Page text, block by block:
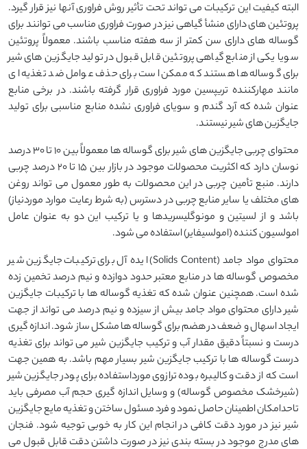
البته کیفیت این ترکیبات می تواند تحت تأثیر روش فراوری آنها نیز قرار گیرد.
پروتئین های دارای منشأ گیاهی نیز در صورت فراوری مناسب می توانند برای
گوساله های دارای سن کمتر از سه هفته مناسب باشند. معمولاً پروتئین
سویا یکی از منابع گیاهی پروتئین قابل قبول در تولید جایگزین های شیر
برای گوساله ها هستند که ممکن است برای حذف عوامل ضد تغذیه ای
مانند مهارکننده تریپسین مورد فراوری قرار گرفته باشند. در برخی منابع
عنوان شده که آرد گندم و سویای فراوری نشده منابع مناسبی برای تولید
جایگزین های شیر نیستند.
محتوای چربی جایگزین های شیر برای گوساله ها معمولاً بین ۱۰ تا ۳۰ درصد
نوسان دارد که اکثریت محصولات موجود در بازار بین 15 تا 20 درصد چربی
دارند. منبع تأمین چربی در این محصولات به طور معمول می تواند روغن
های مختلف یا سایر منابع چربی در دسترس (به شرط رعایت موارد موردنیاز)
باشد و از لسیتین و مونوگلیسریدها و یا ترکیب این دو به عنوان عامل
امولسیون کننده (امولسیفایر) استفاده می شود.
محتوای مواد جامد (Solids Content) ایده آل برای ترکیبات جایگزین شیر
مخصوص گوساله ها در منابع معتبر حدود دوازده و نیم درصد تخمین زده
شده است. همچنین عنوان شده که تغذیه گوساله ها با ترکیبات جایگزین
شیر دارای محتوای مواد جامد بیش از سیزده و نیم درصد می تواند از جهت
ایجاد اسهال و ضعف در هضم برای گوساله ها مشکل ساز شود. اندازه گیری
درست و نسبتاً دقیق مقدار آب و ترکیب جایگزین شیر می تواند برای تغذیه
درست گوساله ها با ترکیب جایگزین شیر بسیار مهم باشد. به همین جهت
است که از دقت و کالیبره بوده ترازوی مورداستفاده برای پودر جایگزین شیر
(شیرخشک مخصوص گوساله) و وسایل اندازه گیری حجم آب مصرفی باید
تاحدامکان اطمینان حاصل نمود و فرد مسئول ساختن و تغذیه مایع جایگزین
شیر نیز در مورد دقت کافی در انجام این کار به خوبی توجیه شود. فنجان
های مدرج موجود در بسته بندی نیز در صورت داشتن دقت قابل قبول می